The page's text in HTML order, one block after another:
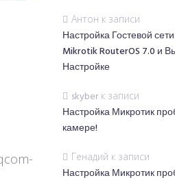
Антон к записи
Настройка Гостевой
Mikrotik RouterOS 7.0 и
Настройке
skyberк записи
Настройка Микротик
камере!
Генадий к записи
Настройка Микротик